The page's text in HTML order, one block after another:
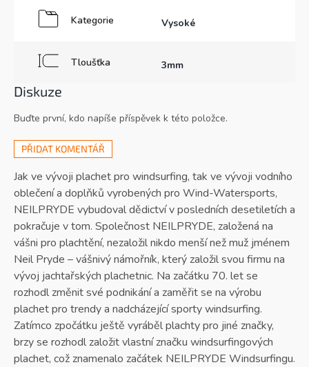
Kategorie Vysoké
Tloušťka 3mm
Diskuze
Buďte první, kdo napíše příspěvek k této položce.
PŘIDAT KOMENTÁŘ
Jak ve vývoji plachet pro windsurfing, tak ve vývoji vodního
oblečení a doplňků vyrobených pro Wind-Watersports,
NEILPRYDE vybudoval dědictví v posledních desetiletích a
pokračuje v tom. Společnost NEILPRYDE, založená na
vášni pro plachtění, nezaložil nikdo menší než muž jménem
Neil Pryde – vášnivý námořník, který založil svou firmu na
vývoj jachtařských plachetnic. Na začátku 70. let se
rozhodl změnit své podnikání a zaměřit se na výrobu
plachet pro trendy a nadcházející sporty windsurfing.
Zatímco zpočátku ještě vyráběl plachty pro jiné značky,
brzy se rozhodl založit vlastní značku windsurfingových
plachet, což znamenalo začátek NEILPRYDE Windsurfingu.